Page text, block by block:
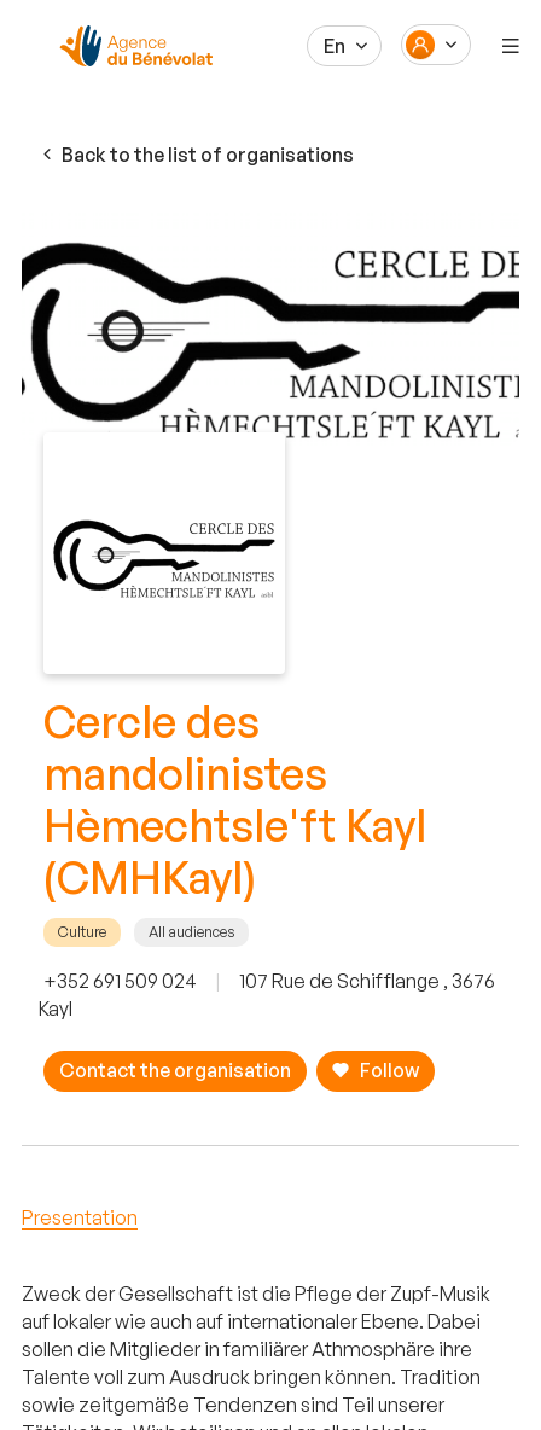
En
Back to the list of organisations
Cercle des
mandolinistes
Hèmechtsle'ft Kayl
(CMHKayl)
Culture All audiences
+352 691 509 024 |
107 Rue de Schifflange , 3676
Kayl
Contact the organisation Follow
Presentation
Zweck der Gesellschaft ist die Pflege der Zupf-Musik
auf lokaler wie auch auf internationaler Ebene. Dabei
sollen die Mitglieder in familiärer Athmosphäre ihre
Talente voll zum Ausdruck bringen können. Tradition
sowie zeitgemäße Tendenzen sind Teil unserer